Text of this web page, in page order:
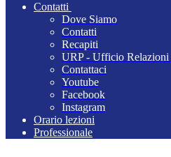
Contatti
Dove Siamo
Contatti
Recapiti
URP - Ufficio
Contattaci
Youtube
Facebook
Instagram
Orario lezioni
Professionale